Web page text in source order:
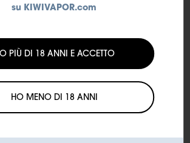
Ricarica USB-C
è ricaricabile anche singolarmente
tramite il cavo USB-C.
su KIWIVAPOR.com
PIÙ DI 18 ANNI E ACCETTO
HO MENO DI 18 ANNI